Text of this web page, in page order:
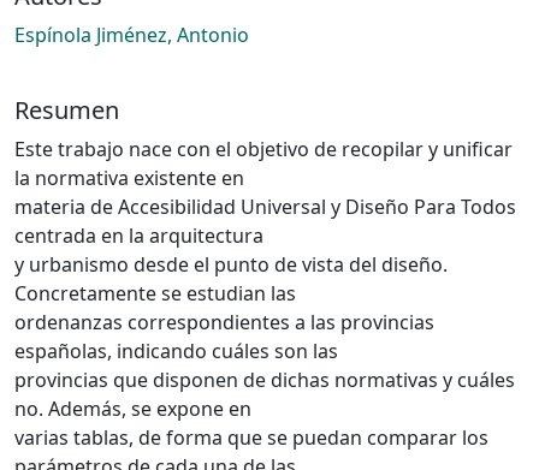
Espínola Jiménez, Antonio
Resumen
Este trabajo nace con el objetivo de recopilar y unificar
la normativa existente en
materia de Accesibilidad Universal y Diseño Para Todos
centrada en la arquitectura
y urbanismo desde el punto de vista del diseño.
Concretamente se estudian las
ordenanzas correspondientes a las provincias
españolas, indicando cuáles son las
provincias que disponen de dichas normativas y cuáles
no. Además, se expone en
varias tablas, de forma que se puedan comparar los